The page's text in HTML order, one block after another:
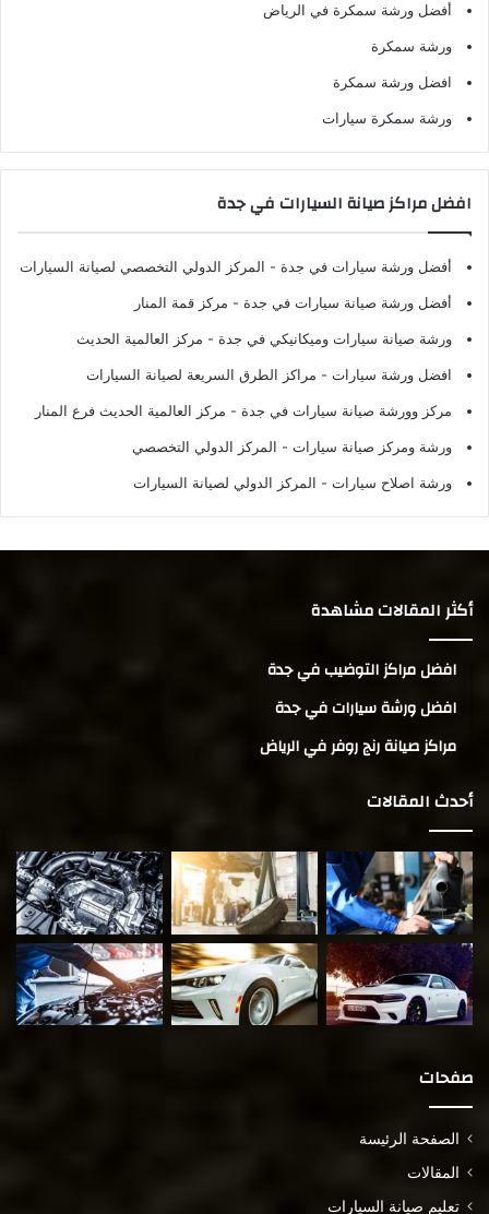
أفضل ورشة سمكرة في الرياض
ورشة سمكرة
افضل ورشة سمكرة
ورشة سمكرة سيارات
افضل مراكز صيانة السيارات في جدة
أفضل ورشة سيارات في جدة - المركز الدولي التخصصي لصيانة السيارات
أفضل ورشة صيانة سيارات في جدة - مركز قمة المنار
ورشة صيانة سيارات وميكانيكي في جدة - مركز العالمية الحديث
افضل ورشة سيارات - مراكز الطرق السريعة لصيانة السيارات
مركز وورشة صيانة سيارات في جدة - مركز العالمية الحديث فرع المنار
ورشة ومركز صيانة سيارات - المركز الدولي التخصصي
ورشة اصلاح سيارات - المركز الدولي لصيانة السيارات
أكثر المقالات مشاهدة
افضل مراكز التوضيب في جدة
افضل ورشة سيارات في جدة
مراكز صيانة رنج روفر في الرياض
أحدث المقالات
صفحات
الصفحة الرئيسة
المقالات
تعليم صيانة السيارات